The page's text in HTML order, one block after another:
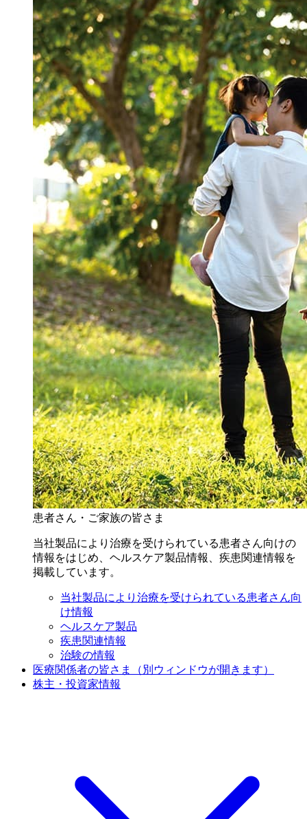
患者さん・ご家族の皆さま
当社製品により治療を受けられている患者さん向けの
情報をはじめ、ヘルスケア製品情報、疾患関連情報を
掲載しています。
当社製品により治療を受けられている患者さん向
け情報
ヘルスケア製品
疾患関連情報
治験の情報
医療関係者の皆さま
（別ウィンドウが開きます）
株主・投資家情報